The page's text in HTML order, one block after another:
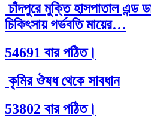
চাঁদপুরে মুক্তি হাসপাতাল এন্ড
চিকিৎসায় গর্ভবতি মায়ের…
54691 বার পঠিত।
কৃমির ঔষধ থেকে সাবধান
53802 বার পঠিত।